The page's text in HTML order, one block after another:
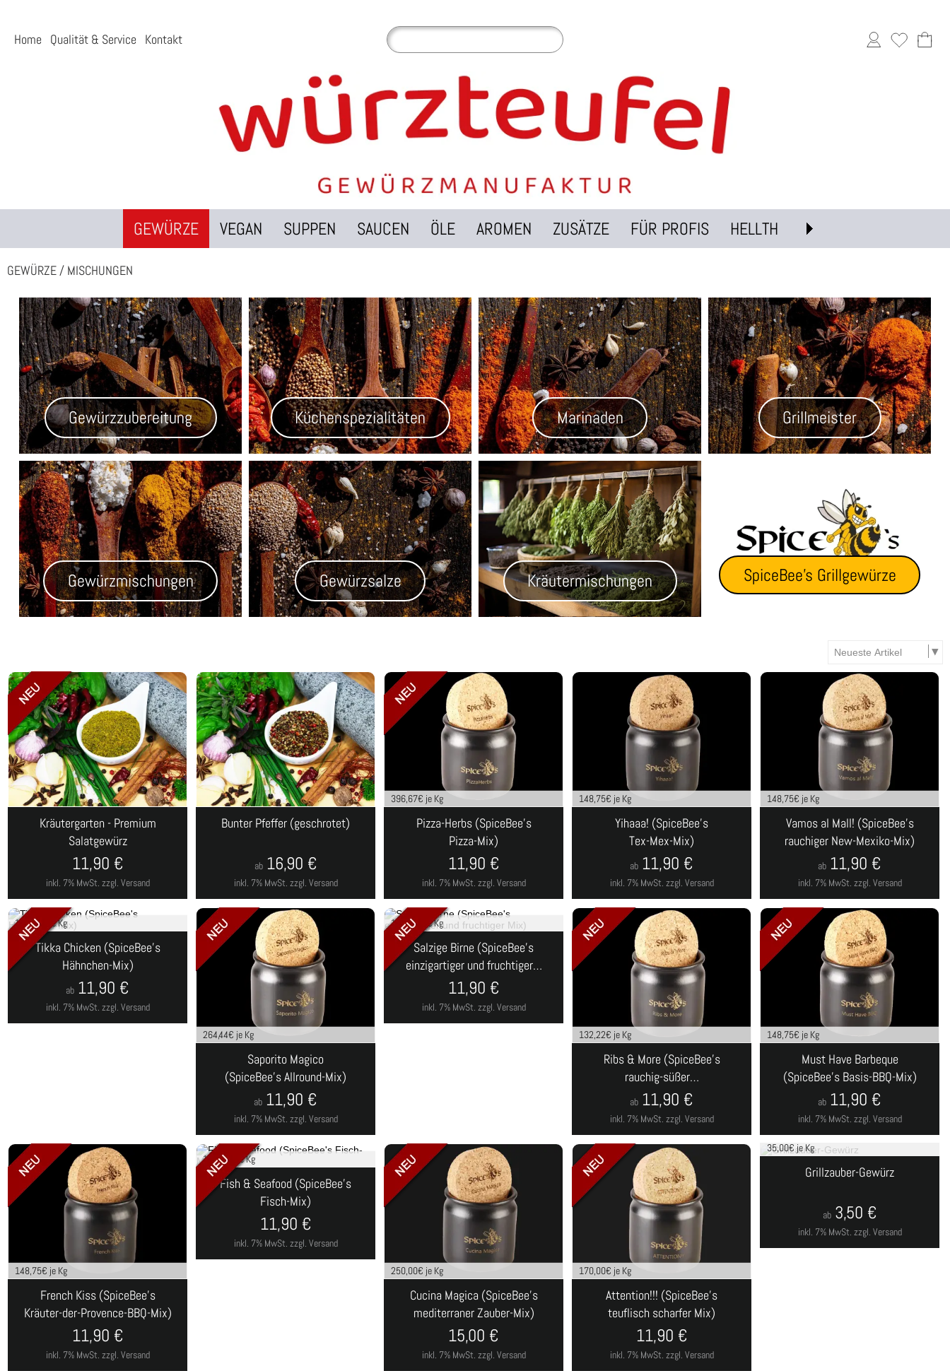
Home Qualität & Service Kontakt
GEWÜRZE VEGAN SUPPEN SAUCEN ÖLE AROMEN ZUSÄTZE FÜR PROFIS HELLTH
GEWÜRZE / MISCHUNGEN
Gewürzzubereitung Küchenspezialitäten Marinaden Grillmeister
Gewürzmischungen Gewürzsalze Kräutermischungen SpiceBee's Grillgewürze
Kräutergarten - Premium
Salatgewürz
inkl. 7% MwSt. zzgl. Versand
11,90 €
Bunter Pfeffer (geschrotet)
inkl. 7% MwSt. zzgl. Versand
ab 16,90 €
396,67€ je Kg
Pizza-Herbs (SpiceBee's
Pizza-Mix)
inkl. 7% MwSt. zzgl. Versand
11,90 €
148,75€ je Kg
Yihaaa! (SpiceBee's
Tex-Mex-Mix)
inkl. 7% MwSt. zzgl. Versand
ab 11,90 €
148,75€ je Kg
Vamos al Mall! (SpiceBee's
rauchiger New-Mexiko-Mix)
inkl. 7% MwSt. zzgl. Versand
ab 11,90 €
132,22 € je Kg
Tikka Chicken (SpiceBee's
Hähnchen-Mix)
inkl. 7% MwSt. zzgl. Versand
ab 11,90 €
264,44€ je Kg
Saporito Magico
(SpiceBee's Allround-Mix)
inkl. 7% MwSt. zzgl. Versand
ab 11,90 €
119,00 € je Kg
Salzige Birne (SpiceBee's
einzigartiger und fruchtiger…
inkl. 7% MwSt. zzgl. Versand
11,90 €
132,22€ je Kg
Ribs & More (SpiceBee's
rauchig-süßer…
inkl. 7% MwSt. zzgl. Versand
ab 11,90 €
148,75€ je Kg
Must Have Barbeque
(SpiceBee's Basis-BBQ-Mix)
inkl. 7% MwSt. zzgl. Versand
ab 11,90 €
148,75€ je Kg
French Kiss (SpiceBee's
Kräuter-der-Provence-BBQ-Mix)
inkl. 7% MwSt. zzgl. Versand
11,90 €
148,75 € je Kg
Fish & Seafood (SpiceBee's
Fisch-Mix)
inkl. 7% MwSt. zzgl. Versand
11,90 €
250,00€ je Kg
Cucina Magica (SpiceBee's
mediterraner Zauber-Mix)
inkl. 7% MwSt. zzgl. Versand
15,00 €
170,00€ je Kg
Attention!!! (SpiceBee's
teuflisch scharfer Mix)
inkl. 7% MwSt. zzgl. Versand
11,90 €
35,00€ je Kg
Grillzauber-Gewürz
inkl. 7% MwSt. zzgl. Versand
ab 3,50 €